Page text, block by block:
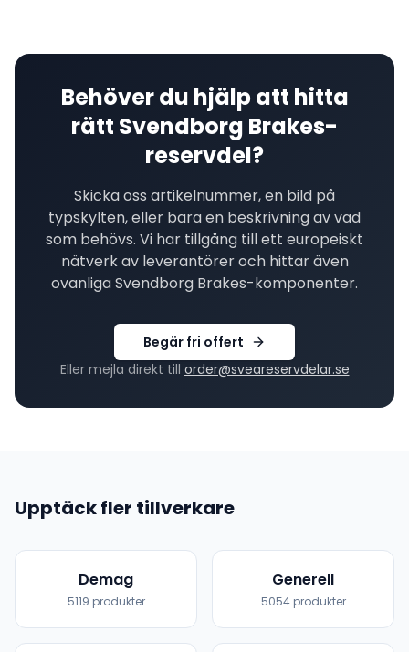
Behöver du hjälp att hitta
rätt Svendborg Brakes-
reservdel?
Skicka oss artikelnummer, en bild på
typskylten, eller bara en beskrivning av vad
som behövs. Vi har tillgång till ett europeiskt
nätverk av leverantörer och hittar även
ovanligaSvendborg Brakes-komponenter.
Begär fri offert
Eller mejla direkt till order@sveareservdelar.se
Upptäck fler tillverkare
Demag
5119 produkter
Generell
5054produkter